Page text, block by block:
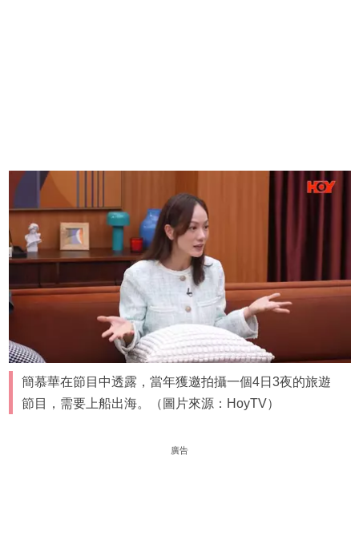
簡慕華在節目中透露，當年獲邀拍攝一個4日3夜的旅遊
節目，需要上船出海。（圖片來源：HoyTV）
廣告